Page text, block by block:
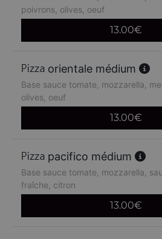
poivrons, olives, oeuf
13.00€
orientale médium
Base sauce tomate, mozzarella,
olives, oeuf
13.00€
pacifico médium
Base sauce tomate, mozzarella,
fraîche, citron
13.00€